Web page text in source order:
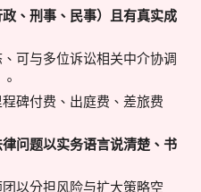
、刑事、民事）且有真实成
可与多位诉讼相关中介协调
碑付费、出庭费、差旅费
问题以实务语言说清楚、书
以分担风险与扩大策略空